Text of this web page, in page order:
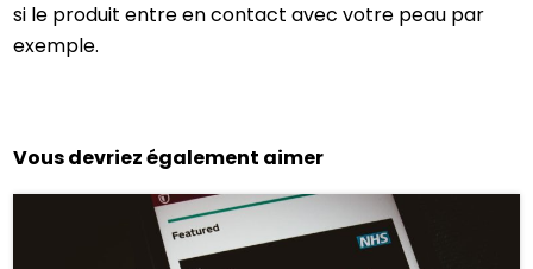
si le produit entre en contact avec votre peau par
exemple.
Vous devriez également aimer